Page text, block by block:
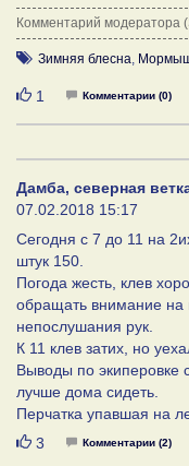
Комментарий модератора
Зимняя блесна,
Нравится
1 Комментарии (0)
Дамба, северная
07.02.2018 15:17
Сегодня с 7 до 11 на
штук 150.
Погода жесть, клев
обращать внимание на
непослушания рук.
К 11 клев затих, но
Выводы по экиперовке
лучше дома сидеть.
Перчатка упавшая на
Нравится
3 Комментарии (2)